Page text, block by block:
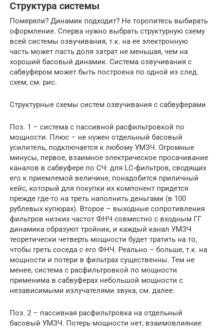
Структура системы
Померяли? Динамик подходит? Не торопитесь выбирать
оформление. Сперва нужно выбрать структурную схему
всей системы озвучивания, т.к. на ее электронную
часть может пасть доля затрат не меньшая, чем на
хороший басовый динамик. Система озвучивания с
сабвуфером может быть построена по одной из след.
схем, см. рис.
Структурные схемы систем озвучивания с сабвуферами
Поз. 1 – система с пассивной расфильтровкой по
мощности. Плюс – не нужен отдельный басовый
усилитель, подключается к любому УМЗЧ. Огромные
минусы, первое, взаимное электрическое просачивание
каналов в сабвуфере по СЧ: для LC-фильтров, сводящих
его к приемлемой величине, понадобится приличный
кейс, который для покупки их компонент придется
прежде где-то на треть наполнить деньгами (в 100
рублевых купюрах). Второе – выходные сопротивления
фильтров низких частот ФНЧ совместно с входным ГГ
динамика образуют тройник, и каждый канал УМЗЧ
теоретически четверть мощности будет тратить на то,
чтобы греть соседа с его ФНЧ. Реально – больше, т.к. на
мощности и потери в фильтрах существенны. Тем не
менее, система с расфильтровкой по мощности
применима в сабвуферах небольшой мощности с
независимыми излучателями звука, см. далее.
Поз. 2 – пассивная расфильтровка на отдельный
басовый УМЗЧ. Потерь мощности нет, взаимовлияние